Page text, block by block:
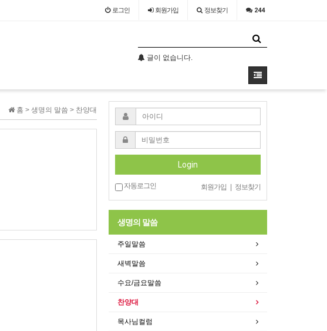
로그인 회원가입 정보찾기 244
글이 없습니다.
홈 > 생명의 말씀 > 찬양대
Login
자동로그인 회원가입 정보찾기
생명의 말씀
주일말씀
새벽말씀
수요/금요말씀
찬양대
목사님컬럼